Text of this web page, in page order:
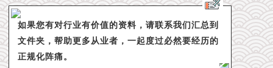
如果您有对行业有价值的资料，请联系我们汇总到
文件夹，帮助更多从业者，一起度过必然要经历的
正规化阵痛。